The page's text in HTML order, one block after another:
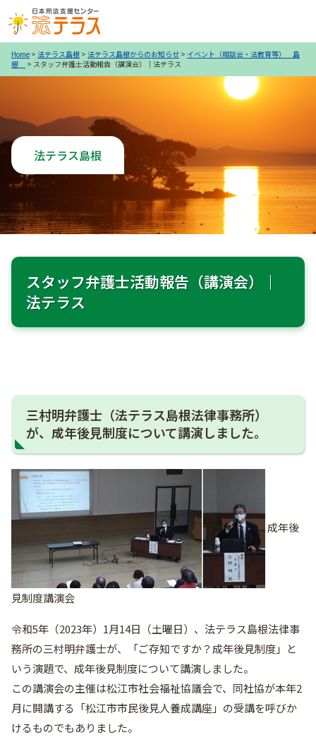
Home > 法テラス島根 > 法テラス島根からのお知らせ > イベント（相談会・法教育等） 島
根
> スタッフ弁護士活動報告（講演会）｜法テラス
法テラス島根
スタッフ弁護士活動報告（講演会）｜
法テラス
三村明弁護士（法テラス島根法律事務所）
が、成年後見制度について講演しました。
成年後
見制度講演会
令和5年（2023年）1月14日（土曜日）、法テラス島根法律事
務所の三村明弁護士が、「ご存知ですか？成年後見制度」と
いう演題で、成年後見制度について講演しました。
この講演会の主催は松江市社会福祉協議会で、同社協が本年2
月に開講する「松江市市民後見人養成講座」の受講を呼びか
けるものでもありました。